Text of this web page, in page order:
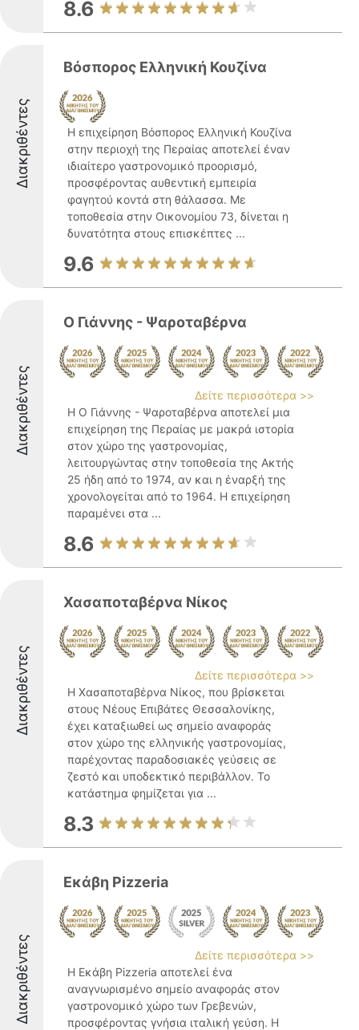
8.6
Διακριθέντες
Βόσπορος Ελληνική Κουζίνα
Η επιχείρηση Βόσπορος Ελληνική Κουζίνα
στην περιοχή της Περαίας αποτελεί έναν
ιδιαίτερο γαστρονομικό προορισμό,
προσφέροντας αυθεντική εμπειρία
φαγητού κοντά στη θάλασσα. Με
τοποθεσία στην Οικονομίου 73, δίνεται η
δυνατότητα στους επισκέπτες ...
9.6
Διακριθέντες
Ο Γιάννης - Ψαροταβέρνα
Δείτε περισσότερα >>
Η Ο Γιάννης - Ψαροταβέρνα αποτελεί μια
επιχείρηση της Περαίας με μακρά ιστορία
στον χώρο της γαστρονομίας,
λειτουργώντας στην τοποθεσία της Ακτής
25 ήδη από το 1974, αν και η έναρξή της
χρονολογείται από το 1964. Η επιχείρηση
παραμένει στα ...
8.6
Διακριθέντες
Χασαποταβέρνα Νίκος
Δείτε περισσότερα >>
Η Χασαποταβέρνα Νίκος, που βρίσκεται
στους Νέους Επιβάτες Θεσσαλονίκης,
έχει καταξιωθεί ως σημείο αναφοράς
στον χώρο της ελληνικής γαστρονομίας,
παρέχοντας παραδοσιακές γεύσεις σε
ζεστό και υποδεκτικό περιβάλλον. Το
κατάστημα φημίζεται για ...
8.3
Διακριθέντες
Εκάβη Pizzeria
Δείτε περισσότερα >>
Η Εκάβη Pizzeria αποτελεί ένα
αναγνωρισμένο σημείο αναφοράς στον
γαστρονομικό χώρο των Γρεβενών,
προσφέροντας γνήσια ιταλική γεύση. Η